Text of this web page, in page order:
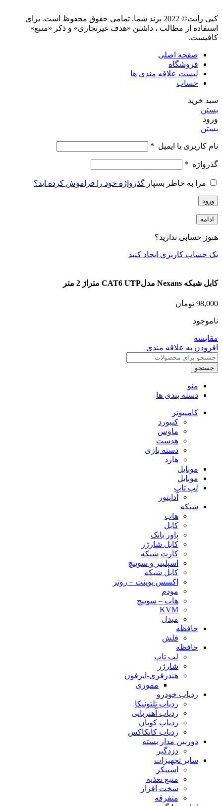
کپی رایت© 2022 برند شما. تمامی حقوق محفوظ است. برای
استفاده از مطالب ، داشتن «هدف غیرتجاری» و ذکر «منبع»
کافیست.
صفحه اصلی
فروشگاه
لیست علاقه مندی ها
حساب
سبد خرید
بستن
ورود
بستن
نام کاربری یا ایمیل *
گذرواژه *
مرا به خاطر بسپار گذرواژه خود را فراموش کرده اید؟
ورود
ادامه
هنوز حسابی ندارید؟
یک حساب کاربری ایجاد کنید
کابل شبکه Nexans مدلCAT6 UTP متراژ 2 متر
98,000 تومان
ناموجود
مقایسه
افزودن به علاقه مندی
جستجو
منو
دسته بندی ها
کامپیوتر
کیبورد
ماوس
هدست
دسته بازی
هارد
موبایل
موبایل
لپ تاپ
آداپتور
شبکه
هاب
کابل
پاور بانک
کابل شارژر
کارت شبکه
اسپلیتر و سوییچ
کابل شبکه
اکسس پوینت – روتر
مودم
هاب – سوییچ
KVM
مبدل
حافظه
فلش
حافظه
لپ تاپ
شارژر
هندزفری-ایرفون
مموری
ردیاب خودرو
ردیاب تلتونیکا
ردیاب آهنربایی
ردیاب کوبان
ردیاب کانکاکس
دوربین مدار بسته
دزدگیر
سایر تجهیزات
اسپیکر
منبع تغذیه
سخت افزار
متفرقه